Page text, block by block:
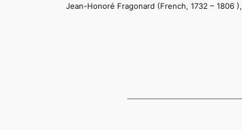
Jean-Honoré Fragonard (French, 1732 – 1806